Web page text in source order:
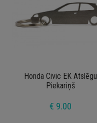
Honda Civic EK Atslēgu
Piekariņš
€ 9.00